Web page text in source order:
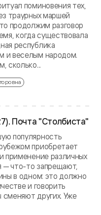
поминовения тех,
траурных маршей
продолжим разговор
когда существовала
республика
и веселым народом.
сколько...
Почта "Столбиста"
популярность
приобретает
применение различных
— что-то запрещают,
в одном: это должно
и говорить
других. Уже